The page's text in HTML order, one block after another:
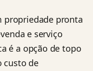
propriedade pronta
e serviço
é a opção de topo
custo de